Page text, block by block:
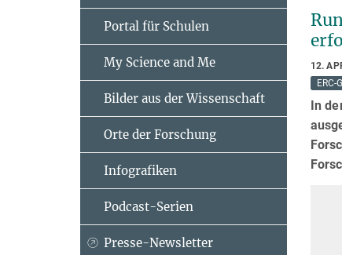
12.
ERC-
In
Portal für Schulen
My Science and Me
Bilder aus der Wissenschaft
Orte der Forschung
Infografiken
Podcast-Serien
Presse-Newsletter